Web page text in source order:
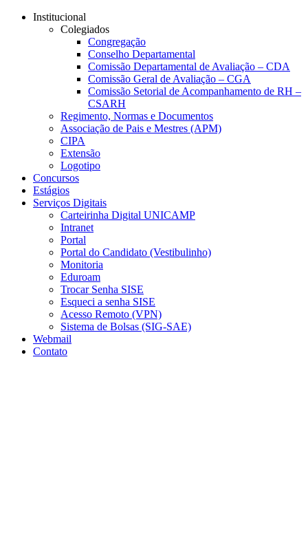
Conteúdo principal
Institucional
Colegiados
Congregação
Conselho Departamental
Comissão Departamental de Avaliação – CDA
Comissão Geral de Avaliação – CGA
Comissão Setorial de Acompanhamento de RH –
CSARH
Regimento, Normas e Documentos
Associação de Pais e Mestres (APM)
CIPA
Extensão
Logotipo
Concursos
Estágios
Serviços Digitais
Carteirinha Digital UNICAMP
Intranet
Portal
Portal do Candidato (Vestibulinho)
Monitoria
Eduroam
Trocar Senha SISE
Esqueci a senha SISE
Acesso Remoto (VPN)
Sistema de Bolsas (SIG-SAE)
Webmail
Contato